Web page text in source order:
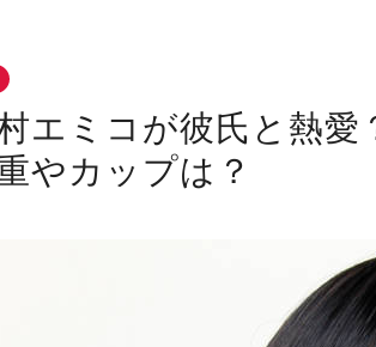
エミコが彼氏と熱
やカップは？